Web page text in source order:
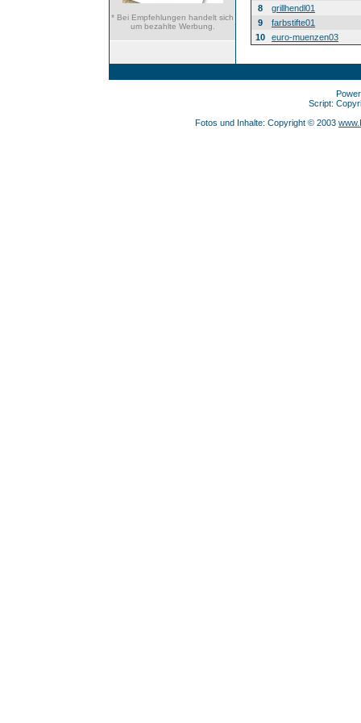
* Bei Empfehlungen handelt sich
um bezahlte Werbung.
8
grillhendl01
9
farbstifte01
10
euro-muenzen03
Script:
Fotos und Inhalte: Copyright © 2003